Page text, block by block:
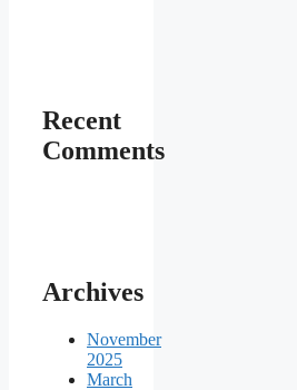
Recent
Comments
Archives
November
2025
March